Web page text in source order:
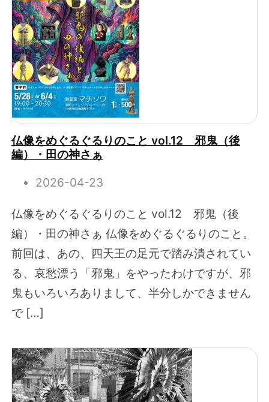
仏像をめぐるぐるりのこと vol.12 邪鬼（後
編）・田の神さぁ
2026-04-23
仏像をめぐるぐるりのこと vol.12 邪鬼（後
編）・田の神さぁ 仏像をめぐるぐるりのこと。
前回は、あの、四天王の足元で踏み潰されてい
る、哀愁漂う「邪鬼」をやったわけですが、邪
鬼もいろいろありまして、半分しかできません
で […]